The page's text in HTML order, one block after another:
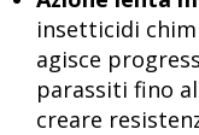
insetticidi
agisce
parassiti fino
creare